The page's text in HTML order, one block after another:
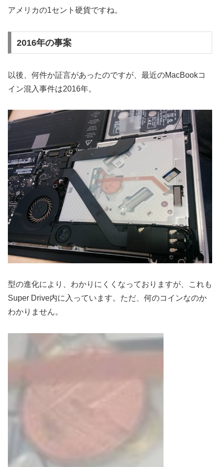
アメリカの1セント硬貨ですね。
2016年の事案
以後、何件か証言があったのですが、最近のMacBookコ
イン混入事件は2016年。
型の進化により、わかりにくくなっておりますが、これも
Super Drive内に入っています。ただ、何のコインなのか
わかりません。